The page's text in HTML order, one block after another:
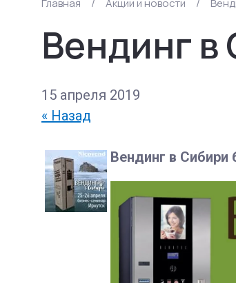
Главная / Акции и новости /
Вендинг
15 апреля 2019
« Назад
Вендинг в Сибири